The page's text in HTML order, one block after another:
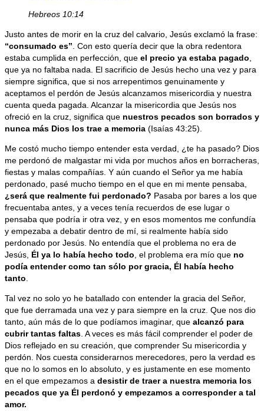
Hebreos 10:14
Justo antes de morir en la cruz del calvario, Jesús exclamó la frase:
“consumado es”. Con esto quería decir que la obra redentora
estaba cumplida en perfección, que el precio ya estaba pagado,
que ya no faltaba nada. El sacrificio de Jesús hecho una vez y para
siempre significa, que si nos arrepentimos genuinamente y
aceptamos el perdón de Jesús alcanzamos misericordia y nuestra
cuenta queda pagada. Alcanzar la misericordia que Jesús nos
ofreció en la cruz, significa que nuestros pecados son borrados y
nunca más Dios los trae a memoria (Isaías 43:25).
Me costó mucho tiempo entender esta verdad, ¿te ha pasado? Dios
me perdonó de malgastar mi vida por muchos años en borracheras,
fiestas y malas compañías. Y aún cuando el Señor ya me había
perdonado, pasé mucho tiempo en el que en mi mente pensaba,
¿será que realmente fui perdonado? Pasaba por bares a los que
frecuentaba antes, y a veces tenía recuerdos de ese lugar o
pensaba que podría ir otra vez, y en esos momentos me confundía
y empezaba a debatir dentro de mí, si realmente había sido
perdonado por Jesús. No entendía que el problema no era de
Jesús, Él ya lo había hecho todo, el problema era mío que no
podía entender como tan sólo por gracia, Él había hecho
tanto.
Tal vez no solo yo he batallado con entender la gracia del Señor,
que fue derramada una vez y para siempre en la cruz. Que nos dio
tanto, aún más de lo que podíamos imaginar, que alcanzó para
cubrir tantas faltas. A veces es más fácil comprender el poder de
Dios reflejado en su creación, que comprender Su misericordia y
perdón. Nos cuesta considerarnos merecedores, pero la verdad es
que no lo somos en lo absoluto, y es justamente en ese momento
en el que empezamos a desistir de traer a nuestra memoria los
pecados que ya Él perdonó y empezamos a corresponder a tal
amor.